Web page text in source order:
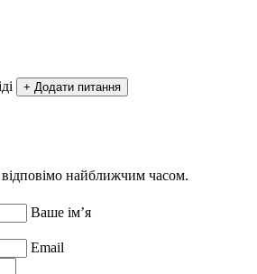
+ Додати питання
найближчим часом.
Ваше ім’я
Email